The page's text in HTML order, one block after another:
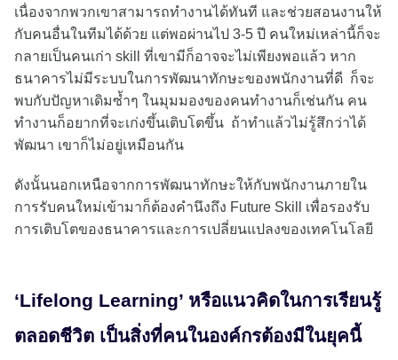
เนื่องจากพวกเขาสามารถทำงานได้ทันที และช่วยสอนงานให้
กับคนอื่นในทีมได้ด้วย แต่พอผ่านไป 3-5 ปี คนใหม่เหล่านี้ก็จะ
กลายเป็นคนเก่า skill ที่เขามีก็อาจจะไม่เพียงพอแล้ว หาก
ธนาคารไม่มีระบบในการพัฒนาทักษะของพนักงานที่ดี ก็จะ
พบกับปัญหาเดิมซ้ำๆ ในมุมมองของคนทำงานก็เช่นกัน คน
ทำงานก็อยากที่จะเก่งขึ้นเติบโตขึ้น ถ้าทำแล้วไม่รู้สึกว่าได้
พัฒนา เขาก็ไม่อยู่เหมือนกัน
ดังนั้นนอกเหนือจากการพัฒนาทักษะให้กับพนักงานภายใน
การรับคนใหม่เข้ามาก็ต้องคำนึงถึง Future Skill เพื่อรองรับ
การเติบโตของธนาคารและการเปลี่ยนแปลงของเทคโนโลยี
‘Lifelong Learning’ หรือแนวคิดในการเรียนรู้
ตลอดชีวิต เป็นสิ่งที่คนในองค์กรต้องมีในยุคนี้